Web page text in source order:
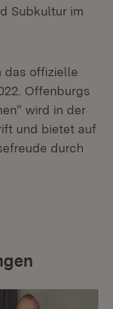
Subkultur im
das offizielle
Offenburgs
wird in der
und bietet auf
durch